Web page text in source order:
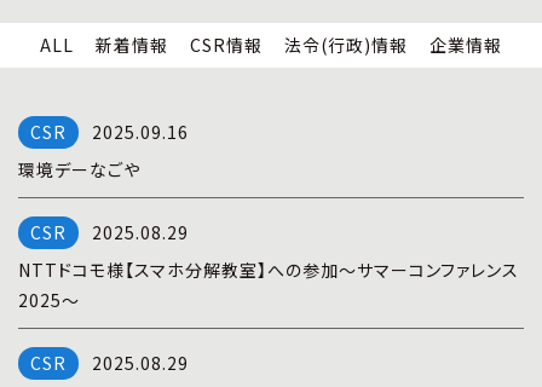
企業情報
全国事業所紹介
全国の回収対応
ALL 新着情報 CSR情報 法令(行政)情報 企業情報
2025.09.16
環境デーなごや
2025.08.29
NTTドコモ様【スマホ分解教室】への参加～サマーコンファレンス
2025～
2025.08.29